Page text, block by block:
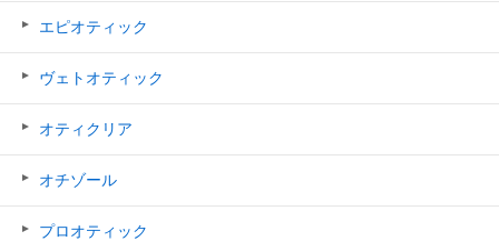
エピオティック
ヴェトオティック
オティクリア
オチゾール
プロオティック